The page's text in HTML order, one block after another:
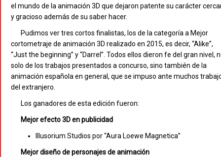
el mundo de la animación 3D que dejaron patente su carácter
y gracioso además de su saber hacer.
Pudimos ver tres cortos finalistas, los de la categoría a Mejor
cortometraje de animación 3D realizado en 2015, es decir, “Alike”,
“Just the beginning” y “Darrel”. Todos ellos dieron fe del gran nivel,
solo de los trabajos presentados a concurso, sino también de la
animación española en general, que se impuso ante muchos
del extranjero.
Los ganadores de esta edición fueron:
Mejor efecto 3D en publicidad
Illusorium Studios por “Aura Loewe Magnetica”
Mejor diseño de personajes de animación